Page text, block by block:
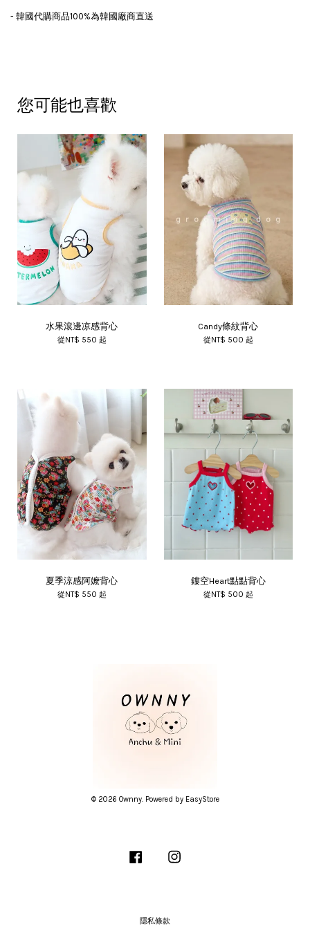
- 韓國代購商品100%為韓國廠商直送
您可能也喜歡
水果滾邊凉感背心
從 NT$ 550 起
Candy條紋背心
從 NT$ 500 起
夏季涼感阿嬤背心
從 NT$ 550 起
鏤空Heart點點背心
從 NT$ 500 起
© 2026 Ownny. Powered by EasyStore
Facebook
隱私條款